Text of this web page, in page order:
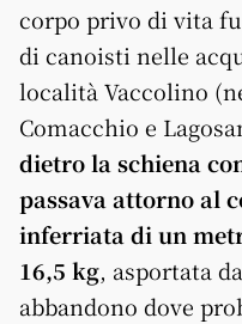
corpo privo di vita
di canoisti nelle
località Vaccolino
Comacchio e
dietro la schiena
passava attorno al
inferriata di un
16,5 kg, asportata
abbandono dove